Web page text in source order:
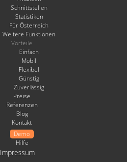
Schnittstellen
Statistiken
Für Österreich
Weitere Funktionen
Vorteile
Einfach
Mobil
Flexibel
Günstig
Zuverlässig
Preise
Referenzen
Blog
Kontakt
Demo
Hilfe
Impressum